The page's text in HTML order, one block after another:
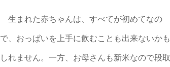
生まれた赤ちゃんは、すべてが初めてなの
で、おっぱいを上手に飲むことも出来ないかも
しれません。一方、お母さんも新米なので段取